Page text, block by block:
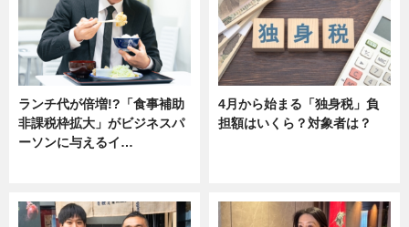
ランチ代が倍増!?「食事補助
非課税枠拡大」がビジネスパ
ーソンに与えるイ…
4月から始まる「独身税」負
担額はいくら？対象者は？